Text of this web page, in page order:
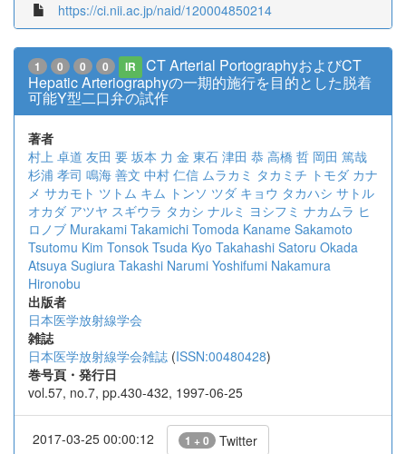
https://ci.nii.ac.jp/naid/120004850214
1 0 0 0 IR
CT Arterial PortographyおよびCT
Hepatic Arteriographyの一期的施行を目的とした脱着
可能Y型二口弁の試作
著者
村上 卓道 友田 要 坂本 力 金 東石 津田 恭 高橋 哲 岡田 篤哉
杉浦 孝司 鳴海 善文 中村 仁信 ムラカミ タカミチ トモダ カナ
メ サカモト ツトム キム トンソ ツダ キョウ タカハシ サトル
オカダ アツヤ スギウラ タカシ ナルミ ヨシフミ ナカムラ ヒ
ロノブ Murakami Takamichi Tomoda Kaname Sakamoto
Tsutomu Kim Tonsok Tsuda Kyo Takahashi Satoru Okada
Atsuya Sugiura Takashi Narumi Yoshifumi Nakamura
Hironobu
出版者
日本医学放射線学会
雑誌
日本医学放射線学会雑誌 (ISSN:00480428)
巻号頁・発行日
vol.57, no.7, pp.430-432, 1997-06-25
2017-03-25 00:00:12 1 + 0 Twitter